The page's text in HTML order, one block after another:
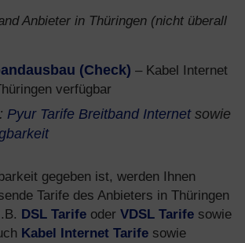
Anbieter in Thüringen (nicht überall
(Check) – Kabel Internet
verfügbar
Pyur Tarife Breitband Internetsowie
gegeben ist, werden Ihnen
Tarife des Anbieters in Thüringen
DSL Tarife oder VDSL Tarife sowie
Kabel Internet Tarife sowie